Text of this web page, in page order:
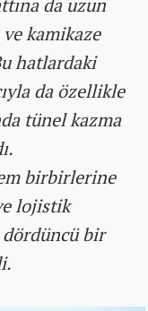
kamikaze
hatlardaki
da özellikle
tünel kazma
birbirlerine
lojistik
bir